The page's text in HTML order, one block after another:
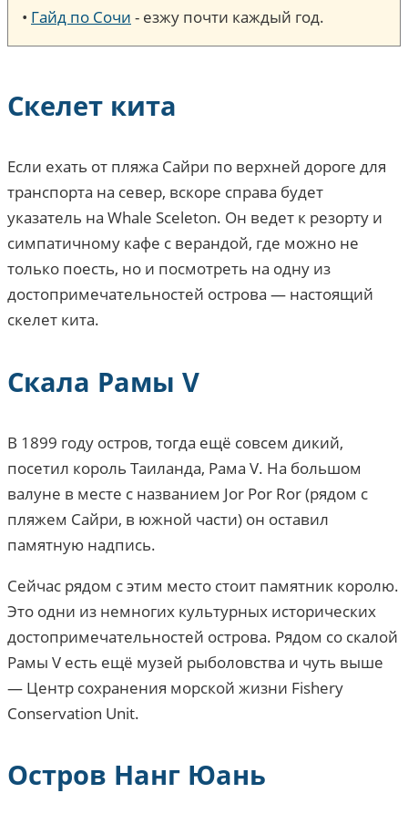
• Гайд по Сочи - езжу почти каждый год.
Скелет кита
Если ехать от пляжа Сайри по верхней дороге для
транспорта на север, вскоре справа будет
указатель на Whale Sceleton. Он ведет к резорту и
симпатичному кафе с верандой, где можно не
только поесть, но и посмотреть на одну из
достопримечательностей острова — настоящий
скелет кита.
Скала Рамы V
В 1899 году остров, тогда ещё совсем дикий,
посетил король Таиланда, Рама V. На большом
валуне в месте с названием Jor Por Ror (рядом с
пляжем Сайри, в южной части) он оставил
памятную надпись.
Сейчас рядом с этим место стоит памятник королю.
Это одни из немногих культурных исторических
достопримечательностей острова. Рядом со скалой
Рамы V есть ещё музей рыболовства и чуть выше
— Центр сохранения морской жизни Fishery
Conservation Unit.
Остров Нанг Юань